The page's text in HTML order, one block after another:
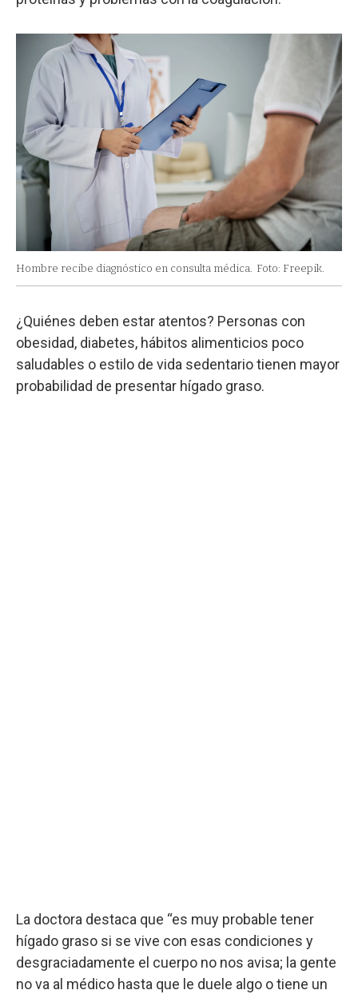
Hombre recibe diagnóstico en consulta médica. Foto: Freepik.
¿Quiénes deben estar atentos? Personas con
obesidad, diabetes, hábitos alimenticios poco
saludables o estilo de vida sedentario tienen mayor
probabilidad de presentar hígado graso.
La doctora destaca que “es muy probable tener
hígado graso si se vive con esas condiciones y
desgraciadamente el cuerpo no nos avisa; la gente
no va al médico hasta que le duele algo o tiene un